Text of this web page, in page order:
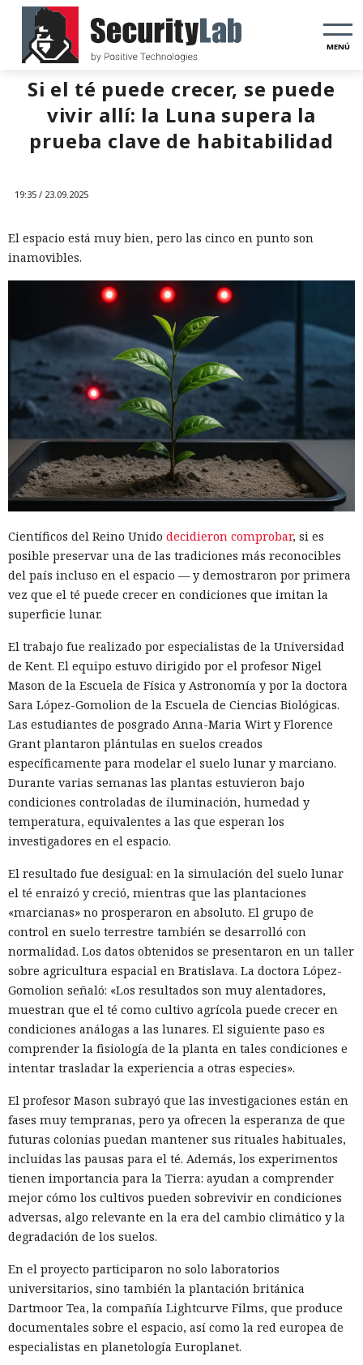
MENÚ
Si el té puede crecer, se puede
vivir allí: la Luna supera la
prueba clave de habitabilidad
19:35 / 23.09.2025
El espacio está muy bien, pero las cinco en punto son
inamovibles.
Científicos del Reino Unido decidieron comprobar, si es
posible preservar una de las tradiciones más reconocibles
del país incluso en el espacio — y demostraron por primera
vez que el té puede crecer en condiciones que imitan la
superficie lunar.
El trabajo fue realizado por especialistas de la Universidad
de Kent. El equipo estuvo dirigido por el profesor Nigel
Mason de la Escuela de Física y Astronomía y por la doctora
Sara López-Gomolion de la Escuela de Ciencias Biológicas.
Las estudiantes de posgrado Anna-Maria Wirt y Florence
Grant plantaron plántulas en suelos creados
específicamente para modelar el suelo lunar y marciano.
Durante varias semanas las plantas estuvieron bajo
condiciones controladas de iluminación, humedad y
temperatura, equivalentes a las que esperan los
investigadores en el espacio.
El resultado fue desigual: en la simulación del suelo lunar
el té enraizó y creció, mientras que las plantaciones
«marcianas» no prosperaron en absoluto. El grupo de
control en suelo terrestre también se desarrolló con
normalidad. Los datos obtenidos se presentaron en un taller
sobre agricultura espacial en Bratislava. La doctora López-
Gomolion señaló: «Los resultados son muy alentadores,
muestran que el té como cultivo agrícola puede crecer en
condiciones análogas a las lunares. El siguiente paso es
comprender la fisiología de la planta en tales condiciones e
intentar trasladar la experiencia a otras especies».
El profesor Mason subrayó que las investigaciones están en
fases muy tempranas, pero ya ofrecen la esperanza de que
futuras colonias puedan mantener sus rituales habituales,
incluidas las pausas para el té. Además, los experimentos
tienen importancia para la Tierra: ayudan a comprender
mejor cómo los cultivos pueden sobrevivir en condiciones
adversas, algo relevante en la era del cambio climático y la
degradación de los suelos.
En el proyecto participaron no solo laboratorios
universitarios, sino también la plantación británica
Dartmoor Tea, la compañía Lightcurve Films, que produce
documentales sobre el espacio, así como la red europea de
especialistas en planetología Europlanet.